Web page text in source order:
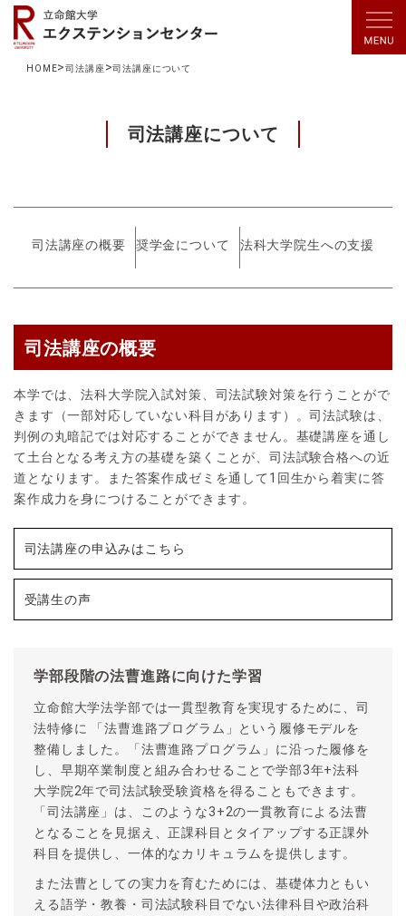
HOME 司法講座 司法講座について
司法講座について
司法講座の概要 奨学金について 法科大学院生への支援
司法講座の概要
本学では、法科大学院入試対策、司法試験対策を行うことがで
きます（一部対応していない科目があります）。司法試験は、
判例の丸暗記では対応することができません。基礎講座を通し
て土台となる考え方の基礎を築くことが、司法試験合格への近
道となります。また答案作成ゼミを通して1回生から着実に答
案作成力を身につけることができます。
司法講座の申込みはこちら
受講生の声
学部段階の法曹進路に向けた学習
立命館大学法学部では一貫型教育を実現するために、司
法特修に 「法曹進路プログラム」という履修モデルを
整備しました。「法曹進路プログラム」に沿った履修を
し、早期卒業制度と組み合わせることで学部3年+法科
大学院2年で司法試験受験資格を得ることもできます。
「司法講座」は、このような3+2の一貫教育による法曹
となることを見据え、正課科目とタイアップする正課外
科目を提供し、一体的なカリキュラムを提供します。
また法曹としての実力を育むためには、基礎体力ともい
える語学・教養・司法試験科目でない法律科目や政治科